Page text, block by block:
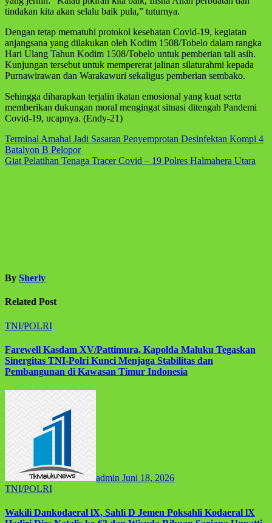
tindakan kita akan selalu baik pula,” tuturnya.
Dengan tetap mematuhi protokol kesehatan Covid-19, kegiatan
anjangsana yang dilakukan oleh Kodim 1508/Tobelo dalam rangka
Hari Ulang Tahun Kodim 1508/Tobelo untuk pemberian tali asih.
Kunjungan tersebut untuk mempererat jalinan silaturahmi kepada
Purnawirawan dan Warakawuri sekaligus pemberian sembako.
Sehingga diharapkan terjalin ikatan emosional yang kuat serta
memberikan dukungan moral mengingat situasi ditengah Pandemi
Covid-19, ucapnya. (Endy-21)
Navigasi
pos
Terminal Amahai Jadi Sasaran Penyemprotan Desinfektan Kompi 4
Batalyon B Pelopor
Giat Pelatihan Tenaga Tracer Covid – 19 Polres Halmahera Utara
By Sherly
Related Post
TNI/POLRI
Farewell Kasdam XV/Pattimura, Kapolda Maluku Tegaskan
Sinergitas TNI-Polri Kunci Menjaga Stabilitas dan
Pembangunan di Kawasan Timur Indonesia
admin Juni 18, 2026
TNI/POLRI
Wakili Dankodaeral lX, Sahli D Jemen Poksahli Kodaeral lX